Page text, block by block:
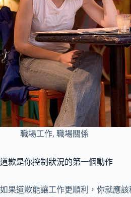
職場工作, 職場關係
道歉是你控制狀況的第一個動作
如果道歉能讓工作更順利，你就應